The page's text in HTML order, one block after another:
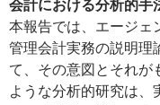
会計における分析的手
本報告では、エージェ
管理会計実務の説明理
て、その意図とそれが
ような分析的研究は、